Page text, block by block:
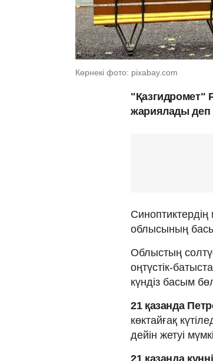
Көрнекі фото: pixabay.com
"Қазгидромет"
жариялады деп
Синоптиктердің
облысының
Облыстың
оңтүстік-
күндіз басым
21 қазанда
көктайғақ
дейін жетуі
21 қазанда